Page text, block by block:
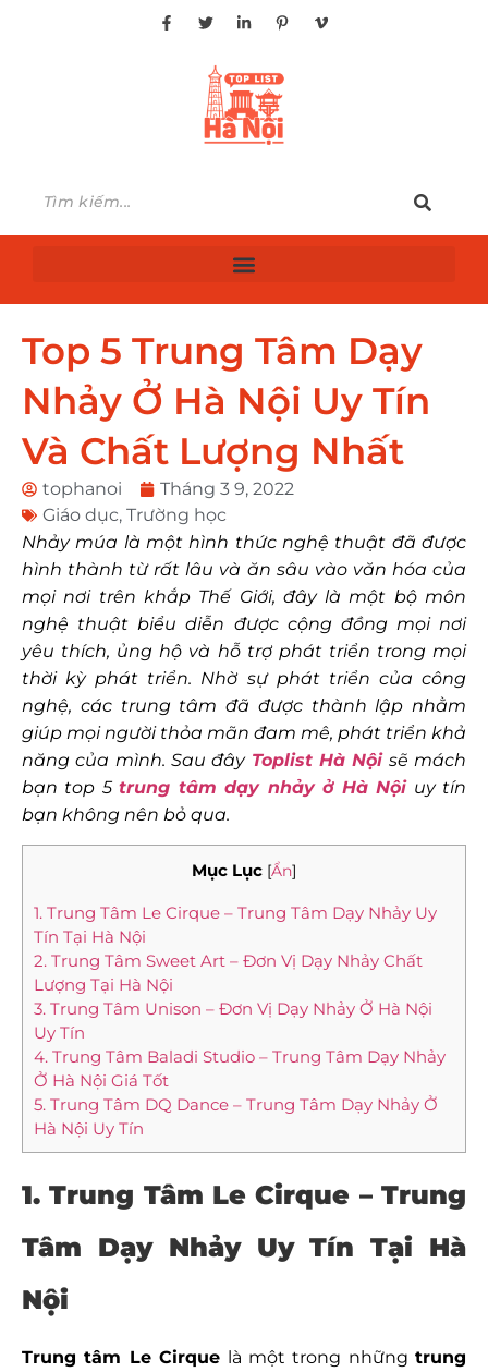
Top 5 Trung Tâm Dạy
Nhảy Ở Hà Nội Uy Tín
Và Chất Lượng Nhất
tophanoi
Tháng 3 9, 2022
Giáo dục, Trường học
Nhảy múa là một hình thức nghệ thuật đã được
hình thành từ rất lâu và ăn sâu vào văn hóa của
mọi nơi trên khắp Thế Giới, đây là một bộ môn
nghệ thuật biểu diễn được cộng đồng mọi nơi
yêu thích, ủng hộ và hỗ trợ phát triển trong mọi
thời kỳ phát triển. Nhờ sự phát triển của công
nghệ, các trung tâm đã được thành lập nhằm
giúp mọi người thỏa mãn đam mê, phát triển khả
năng của mình. Sau đây Toplist Hà Nội sẽ mách
bạn top 5trung tâm dạy nhảy ở Hà Nộiuy tín
bạn không nên bỏ qua.
Mục Lục [Ẩn]
1. Trung Tâm Le Cirque – Trung Tâm Dạy Nhảy Uy
Tín Tại Hà Nội
2. Trung Tâm Sweet Art – Đơn Vị Dạy Nhảy Chất
Lượng Tại Hà Nội
3. Trung Tâm Unison – Đơn Vị Dạy Nhảy Ở Hà Nội
Uy Tín
4. Trung Tâm Baladi Studio – Trung Tâm Dạy Nhảy
Ở Hà Nội Giá Tốt
5. Trung Tâm DQ Dance – Trung Tâm Dạy Nhảy Ở
Hà Nội Uy Tín
1. Trung Tâm Le Cirque – Trung
Tâm Dạy Nhảy Uy Tín Tại Hà
Nội
Trung tâm Le Cirque là một trong những trung